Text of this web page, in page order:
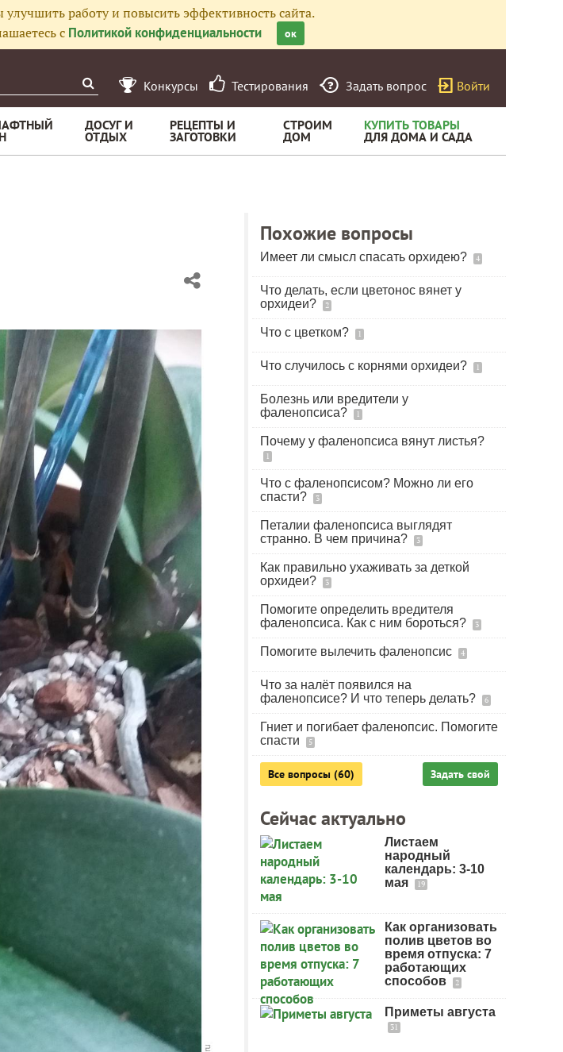
работу и повысить эффективность сайта.
с Политикой конфиденциальности ок
Конкурсы Тестирования Задать вопрос Войти
ДОСУГ И
ОТДЫХ
РЕЦЕПТЫ И
ЗАГОТОВКИ
СТРОИМ
ДОМ
КУПИТЬ ТОВАРЫ
ДЛЯ ДОМА И САДА
Похожие вопросы
Имеет ли смысл спасать орхидею? 4
Что делать, если цветонос вянет у
орхидеи?
2
Что с цветком? 1
Что случилось с корнями орхидеи? 1
Болезнь или вредители у
фаленопсиса?
1
Почему у фаленопсиса вянут листья?
1
Что с фаленопсисом? Можно ли его
спасти?
3
Петалии фаленопсиса выглядят
странно. В чем причина?
3
Как правильно ухаживать за деткой
орхидеи?
3
Помогите определить вредителя
фаленопсиса. Как с ним бороться?
3
Помогите вылечить фаленопсис 4
Что за налёт появился на
фаленопсисе? И что теперь делать?
6
Гниет и погибает фаленопсис. Помогите
спасти
5
Все вопросы (60) Задать свой
Сейчас актуально
Листаем
народный
календарь: 3-10
мая
19
Как организовать
полив цветов во
время отпуска: 7
работающих
способов
2
Приметы августа
31